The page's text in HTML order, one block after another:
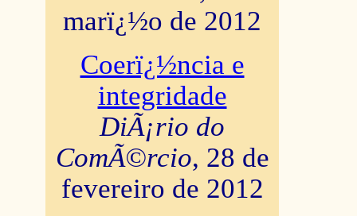
marï¿½o de 2012
Coerï¿½ncia e
integridade
DiÃ¡rio do
ComÃ©rcio, 28 de
fevereiro de 2012